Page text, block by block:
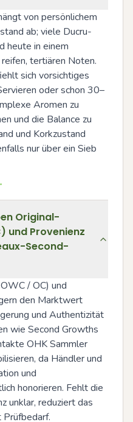
von persönlichem
ab; viele Ducru-
heute in einem
tertiären Noten.
sich vorsichtiges
oder schon 30–
Aromen zu
und die Balance zu
und Korkzustand
nur über ein Sieb
Original-
und Provenienz
Second-
/ OC) und
den Marktwert
und Authentizität
wie Second Growths
OHK Sammler
da Händler und
und
honorieren. Fehlt die
unklar, reduziert das
Prüfbedarf.